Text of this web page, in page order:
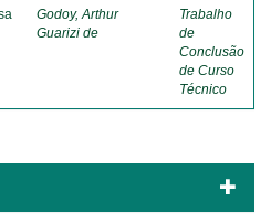
Godoy, Arthur
Guarizi de
Trabalho
de
Conclusão
de Curso
Técnico